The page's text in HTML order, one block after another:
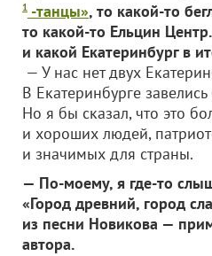
1 -танцы», то какой-то
то какой-то Ельцин
и какой Екатеринбург в
— У нас нет двух
В Екатеринбурге
Но я бы сказал, что это
и хороших людей,
и значимых для страны.
— По-моему, я где-то
«Город древний, город
из песни Новикова —
автора.